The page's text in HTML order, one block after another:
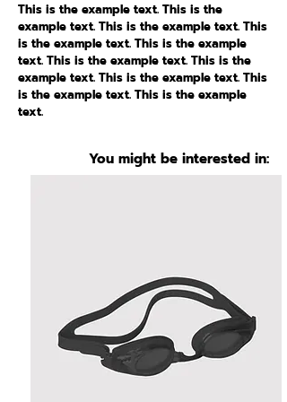
This is the example text. This is the
example text. This is the example text. This
is the example text. This is the example
text. This is the example text. This is the
example text. This is the example text. This
is the example text. This is the example
text.
You might be interested in: